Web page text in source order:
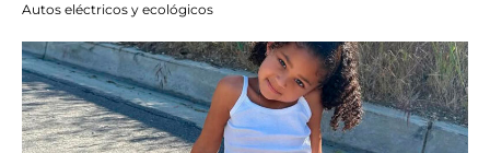
Autos eléctricos y ecológicos